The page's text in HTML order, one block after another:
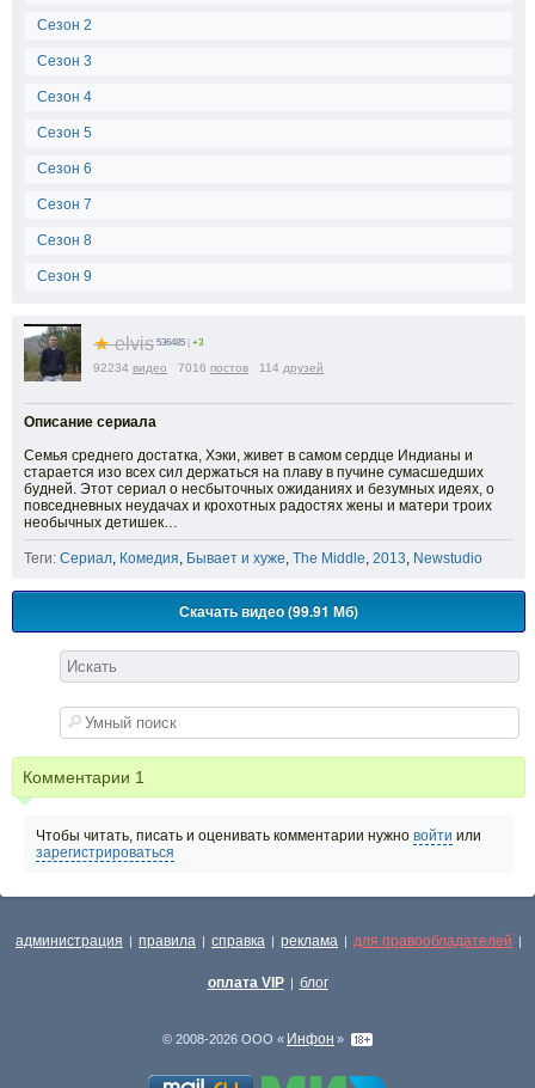
Сезон 2
Сезон 3
Сезон 4
Сезон 5
Сезон 6
Сезон 7
Сезон 8
Сезон 9
★elvis 536485 +3
92234 видео 7016 постов 114 друзей
Описание сериала
Семья среднего достатка, Хэки, живет в самом сердце Индианы и
старается изо всех сил держаться на плаву в пучине сумасшедших
будней. Этот сериал о несбыточных ожиданиях и безумных идеях, о
повседневных неудачах и крохотных радостях жены и матери троих
необычных детишек…
Теги: Сериал, Комедия, Бывает и хуже, The Middle, 2013, Newstudio
Скачать видео (99.91 Мб)
Комментарии 1
Чтобы читать, писать и оценивать комментарии нужно войти или
зарегистрироваться
администрация | правила | справка | реклама | для правообладателей |
оплата VIP | блог
© 2008-2026 ООО « Инфон »